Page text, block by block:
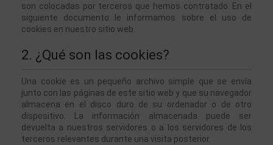
son colocadas por terceros que hemos contratado. En el
siguiente documento le informamos sobre el uso de
cookies en nuestro sitio web.
2. ¿Qué son las cookies?
Una cookie es un pequeño archivo simple que se envía
junto con las páginas de este sitio web y que su navegador
almacena en el disco duro de su ordenador o de otro
dispositivo. La información almacenada puede ser
devuelta a nuestros servidores o a los servidores de los
terceros relevantes durante una visita posterior.